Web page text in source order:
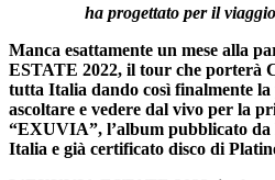
ha progettato per il
Manca esattamente un mese alla
ESTATE 2022, il tour che porterà
tutta Italia dando così finalmente
ascoltare e vedere dal vivo per la
“EXUVIA”, l’album pubblicato
Italia e già certificato disco di